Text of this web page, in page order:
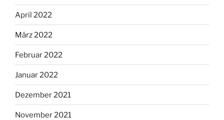
April 2022
März 2022
Februar 2022
Januar 2022
Dezember 2021
November 2021